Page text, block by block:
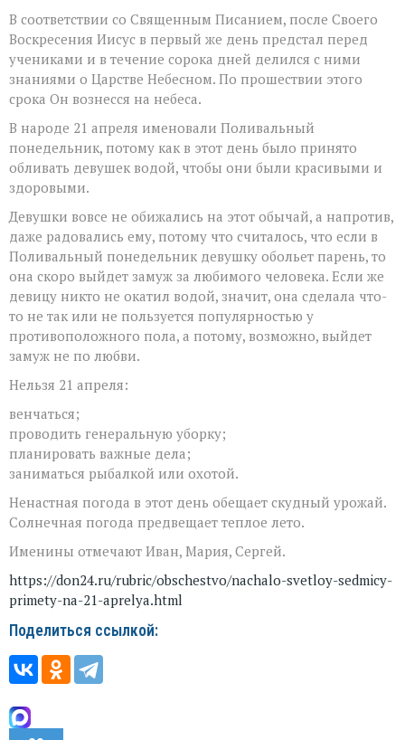
В соответствии со Священным Писанием, после Своего
Воскресения Иисус в первый же день предстал перед
учениками и в течение сорока дней делился с ними
знаниями о Царстве Небесном. По прошествии этого
срока Он вознесся на небеса.
В народе 21 апреля именовали Поливальный
понедельник, потому как в этот день было принято
обливать девушек водой, чтобы они были красивыми и
здоровыми.
Девушки вовсе не обижались на этот обычай, а напротив,
даже радовались ему, потому что считалось, что если в
Поливальный понедельник девушку обольет парень, то
она скоро выйдет замуж за любимого человека. Если же
девицу никто не окатил водой, значит, она сделала что-
то не так или не пользуется популярностью у
противоположного пола, а потому, возможно, выйдет
замуж не по любви.
Нельзя 21 апреля:
венчаться;
проводить генеральную уборку;
планировать важные дела;
заниматься рыбалкой или охотой.
Ненастная погода в этот день обещает скудный урожай.
Солнечная погода предвещает теплое лето.
Именины отмечают Иван, Мария, Сергей.
https://don24.ru/rubric/obschestvo/nachalo-svetloy-sedmicy-
primety-na-21-aprelya.html
Поделиться ссылкой: